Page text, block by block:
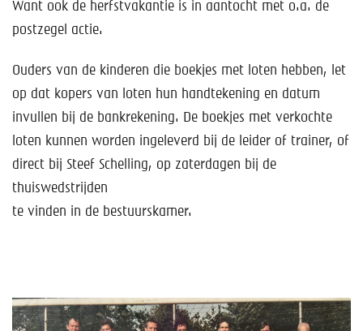
Want ook de herfstvakantie is in aantocht met o.a. de
postzegel actie.
Ouders van de kinderen die boekjes met loten hebben, let
op dat kopers van loten hun handtekening en datum
invullen bij de bankrekening. De boekjes met verkochte
loten kunnen worden ingeleverd bij de leider of trainer, of
direct bij Steef Schelling, op zaterdagen bij de
thuiswedstrijden
te vinden in de bestuurskamer.